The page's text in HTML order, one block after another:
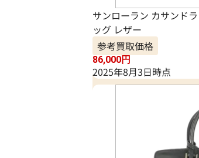
サンローラン カサンド
ッグ レザー
参考買取価格
86,000円
2025年8月3日時点